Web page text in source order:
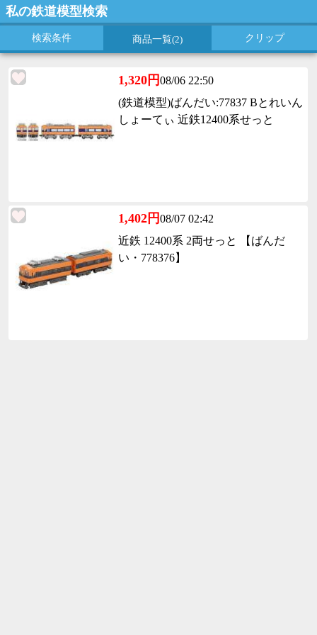
私の鉄道模型検索
検索条件 商品一覧(2) クリップ
1,320円08/06 22:50
(鉄道模型)ばんだい:77837 Bとれいん
しょーてぃ 近鉄12400系せっと
1,402円08/07 02:42
近鉄 12400系 2両せっと 【ばんだ
い・778376】